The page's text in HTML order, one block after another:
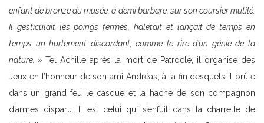
enfant de bronze du musée, à demi barbare, sur son coursier mutilé.
Il gesticulait les poings fermés, haletait et lançait de temps en
temps un hurlement discordant, comme le rire d’un génie de la
nature.»Tel Achille après la mort de Patrocle, il organise des
Jeux en l’honneur de son ami Andréas, à la fin desquels il brûle
dans un grand feu le casque et la hache de son compagnon
d’armes disparu. Il est celui qui s’enfuit dans la charrette de